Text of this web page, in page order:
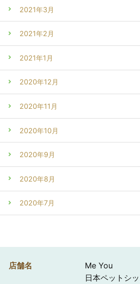
2021年3月
2021年2月
2021年1月
2020年12月
2020年11月
2020年10月
2020年9月
2020年8月
2020年7月
店舗名
Me You
日本ペットシ